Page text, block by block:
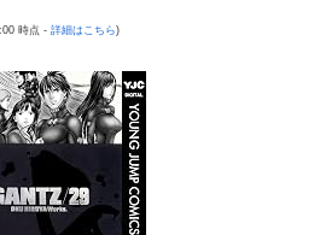
ー」も公開！
GDP3.1%減少…韓国の被害がより大き
け見ればいい論
15指定映画で乳首解禁、しかもピン
が相当やばいらしい… 打った人「剣
トの女の子！ホテルへ。寝ている彼女
笑
入れてる奴は全員バカです」→30万再
部長」失職ｗｗｗｗｗｗｗｗｗ
時点 - 詳細はこちら)